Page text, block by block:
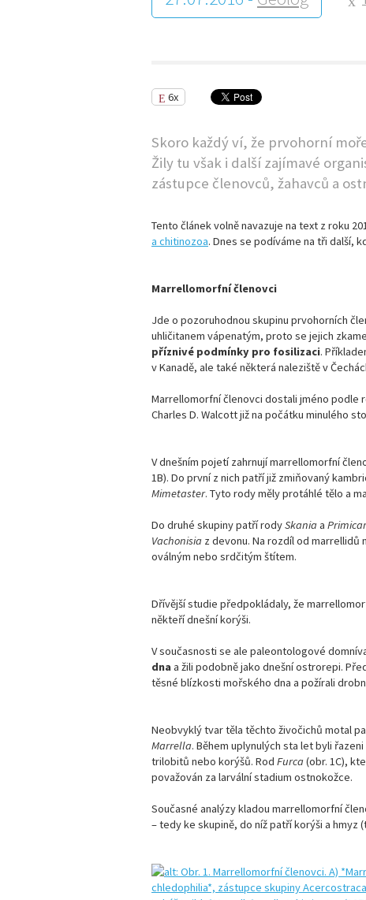
6x
Skoro každý ví, že prvohorní
Žily tu však i další zajímavé
zástupce členovců, žahavců a
Tento článek volně navazuje na text z roku
a chitinozoa. Dnes se podíváme na tři další,
Marrellomorfní členovci
Jde o pozoruhodnou skupinu prvohorních
uhličitanem vápenatým, proto se jejich
příznivé podmínky pro fosilizaci.
v Kanadě, ale také některá naleziště v
Marrellomorfní členovci dostali jméno podle
Charles D. Walcott již na počátku minulého
V dnešním pojetí zahrnují marrellomorfní
1B). Do první z nich patří již zmiňovaný
Mimetaster. Tyto rody měly protáhlé tělo a
Do druhé skupiny patří rodySkaniaa
Vachonisia z devonu. Na rozdíl od
oválným nebo srdčitým štítem.
Dřívější studie předpokládaly, že
někteří dnešní korýši.
V současnosti se ale paleontologové
dnaa žili podobně jako dnešní ostrorepi.
těsné blízkosti mořského dna a požírali
Neobvyklý tvar těla těchto živočichů motal
Marrella. Během uplynulých sta let byli
trilobitů nebo korýšů. Rod Furca(obr. 1C),
považován za larvální stadium ostnokožce.
Současné analýzy kladou marrellomorfní
– tedy ke skupině, do níž patří korýši a hmyz